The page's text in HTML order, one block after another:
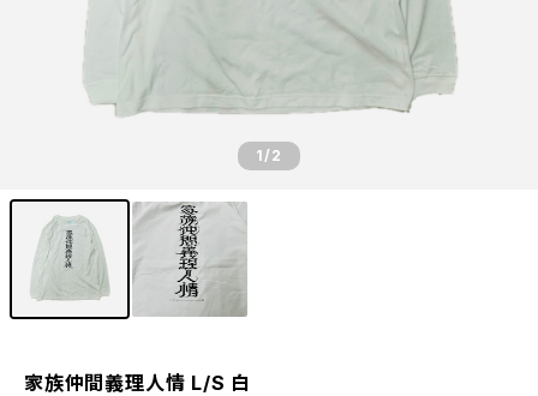
1/2
家族仲間義理人情 L/S 白